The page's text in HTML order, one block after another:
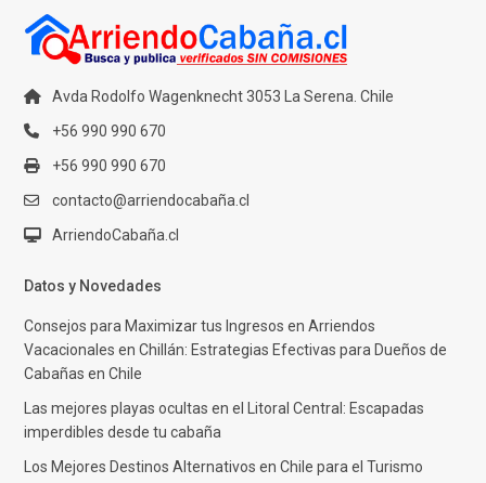
Avda Rodolfo Wagenknecht 3053 La Serena. Chile
+56 990 990 670
+56 990 990 670
contacto@arriendocabaña.cl
ArriendoCabaña.cl
Datos y Novedades
Consejos para Maximizar tus Ingresos en Arriendos
Vacacionales en Chillán: Estrategias Efectivas para Dueños de
Cabañas en Chile
Las mejores playas ocultas en el Litoral Central: Escapadas
imperdibles desde tu cabaña
Los Mejores Destinos Alternativos en Chile para el Turismo